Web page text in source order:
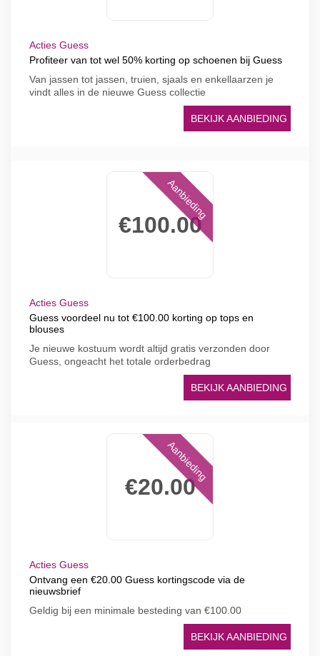
Acties Guess
Profiteer van tot wel 50% korting op schoenen bij Guess
Van jassen tot jassen, truien, sjaals en enkellaarzen je
vindt alles in de nieuwe Guess collectie
BEKIJK AANBIEDING
€100.00
Aanbieding
Acties Guess
Guess voordeel nu tot €100.00 korting op tops en
blouses
Je nieuwe kostuum wordt altijd gratis verzonden door
Guess, ongeacht het totale orderbedrag
BEKIJK AANBIEDING
€20.00
Aanbieding
Acties Guess
Ontvang een €20.00 Guess kortingscode via de
nieuwsbrief
Geldig bij een minimale besteding van €100.00
BEKIJK AANBIEDING